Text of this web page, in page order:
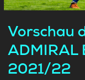
Vorschau
ADMIRAL
2021/22